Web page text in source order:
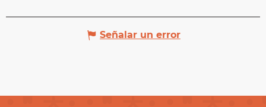
Señalar un error